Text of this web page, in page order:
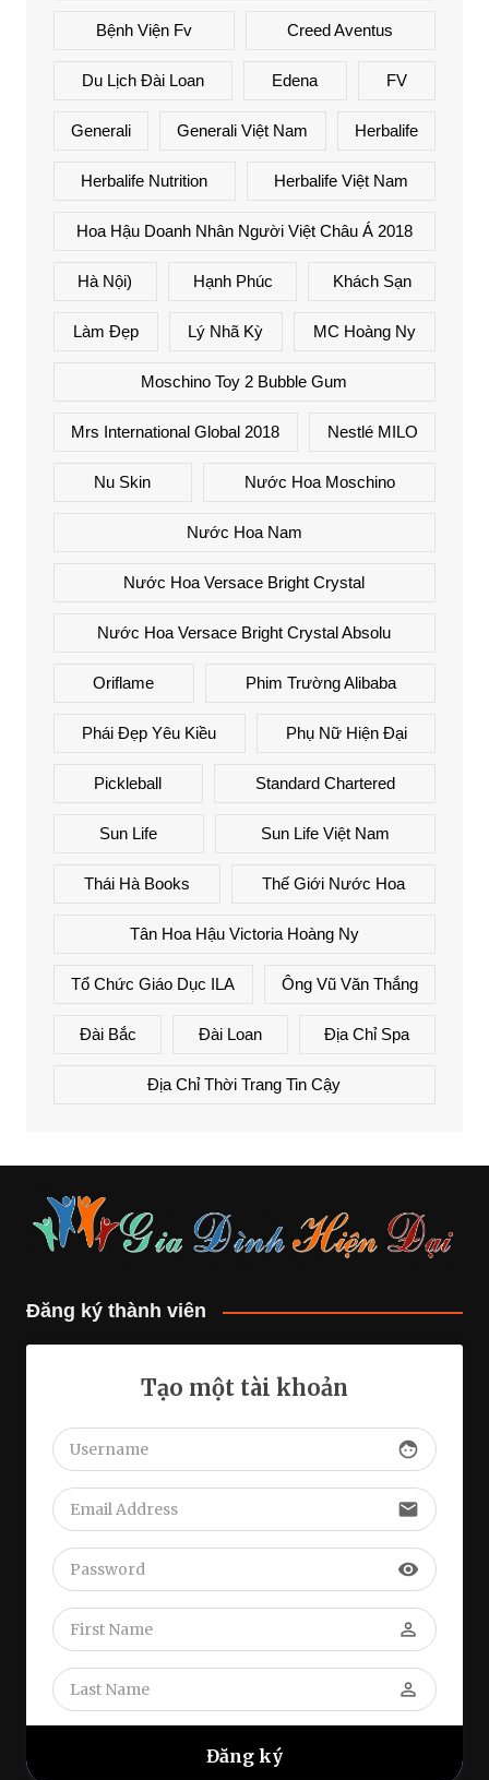
Bệnh Viện Fv Creed Aventus
Du Lịch Đài Loan Edena FV
Generali Generali Việt Nam Herbalife
Herbalife Nutrition Herbalife Việt Nam
Hoa Hậu Doanh Nhân Người Việt Châu Á 2018
Hà Nội) Hạnh Phúc Khách Sạn
Làm Đẹp Lý Nhã Kỳ MC Hoàng Ny
Moschino Toy 2 Bubble Gum
Mrs International Global 2018 Nestlé MILO
Nu Skin Nước Hoa Moschino
Nước Hoa Nam
Nước Hoa Versace Bright Crystal
Nước Hoa Versace Bright Crystal Absolu
Oriflame Phim Trường Alibaba
Phái Đẹp Yêu Kiều Phụ Nữ Hiện Đại
Pickleball Standard Chartered
Sun Life Sun Life Việt Nam
Thái Hà Books Thế Giới Nước Hoa
Tân Hoa Hậu Victoria Hoàng Ny
Tổ Chức Giáo Dục ILA Ông Vũ Văn Thắng
Đài Bắc Đài Loan Địa Chỉ Spa
Địa Chỉ Thời Trang Tin Cậy
Đăng ký thành viên
Tạo một tài khoản
face
email
visibility
perm_identity
perm_identity